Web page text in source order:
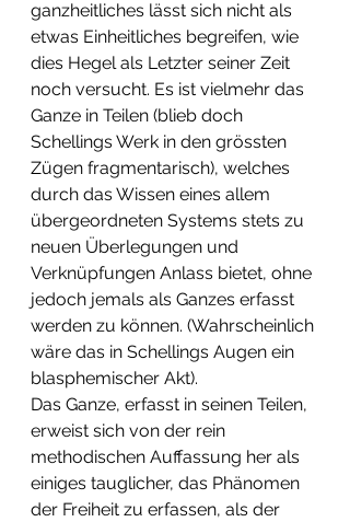
ganzheitliches lässt sich nicht als
etwas Einheitliches begreifen, wie
dies Hegel als Letzter seiner Zeit
noch versucht. Es ist vielmehr das
Ganze in Teilen (blieb doch
Schellings Werk in den grössten
Zügen fragmentarisch), welches
durch das Wissen eines allem
übergeordneten Systems stets zu
neuen Überlegungen und
Verknüpfungen Anlass bietet, ohne
jedoch jemals als Ganzes erfasst
werden zu können. (Wahrscheinlich
wäre das in Schellings Augen ein
blasphemischer Akt).
Das Ganze, erfasst in seinen Teilen,
erweist sich von der rein
methodischen Auffassung her als
einiges tauglicher, das Phänomen
der Freiheit zu erfassen, als der